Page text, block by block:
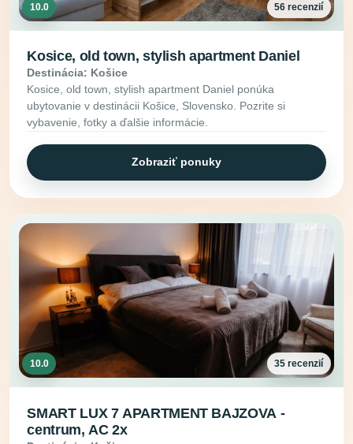
10.0 56 recenzií
Kosice, old town, stylish apartment Daniel
Destinácia: Košice
Kosice, old town, stylish apartment Daniel ponúka
ubytovanie v destinácii Košice, Slovensko. Pozrite si
vybavenie, fotky a ďalšie informácie.
Zobraziť ponuky
10.0 35 recenzií
SMART LUX 7 APARTMENT BAJZOVA -
centrum, AC 2x